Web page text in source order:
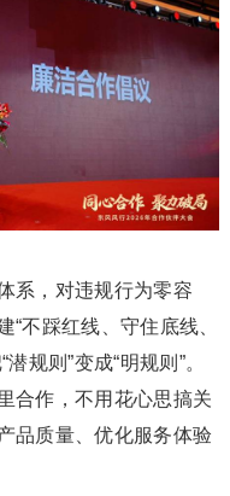
系，对违规行为零容
不踩红线、守住底线、
规则”变成“明规则”。
合作，不用花心思搞关
品质量、优化服务体验